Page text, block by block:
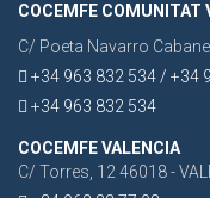
COCEMFE COMUNITAT
C/ Poeta Navarro
+34 963 832 534 / +34
+34 963 832 534
COCEMFE VALENCIA
C/ Torres, 12 46018 -